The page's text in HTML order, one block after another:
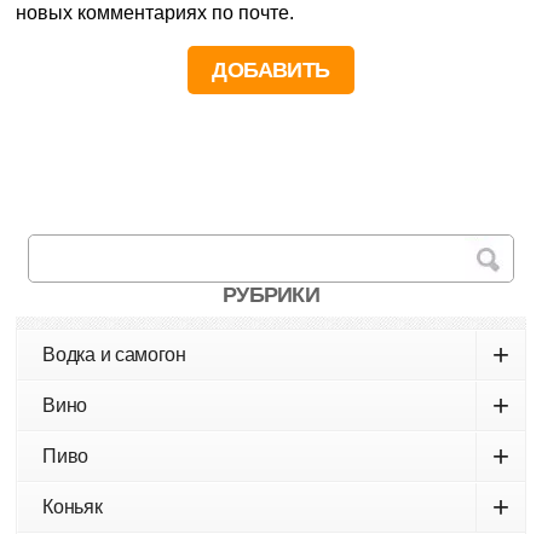
новых комментариях по почте.
РУБРИКИ
Водка и самогон +
Вино +
Пиво +
Коньяк +